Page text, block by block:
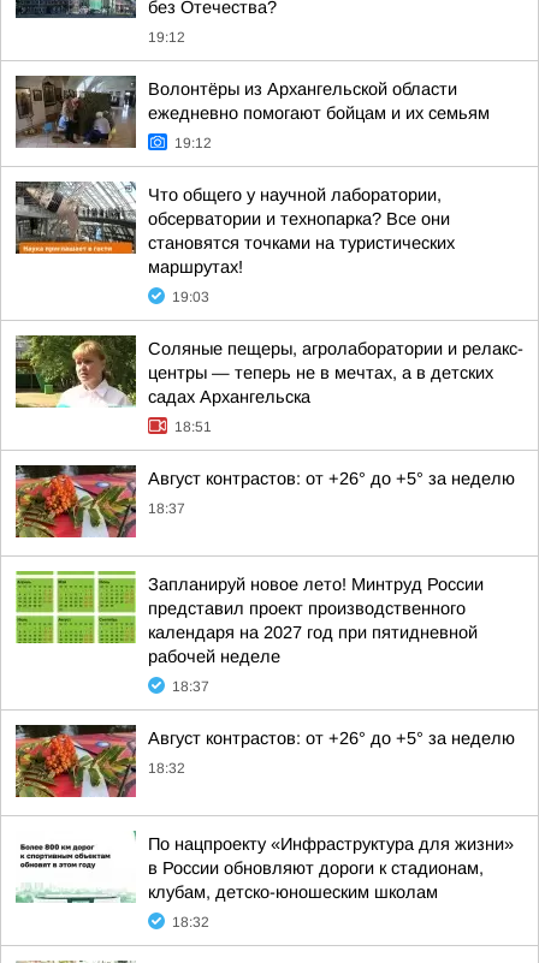
без Отечества?
19:12
Волонтёры из Архангельской области
ежедневно помогают бойцам и их семьям
19:12
Что общего у научной лаборатории,
обсерватории и технопарка? Все они
становятся точками на туристических
маршрутах!
19:03
Соляные пещеры, агролаборатории и релакс-
центры — теперь не в мечтах, а в детских
садах Архангельска
18:51
Август контрастов: от +26° до +5° за неделю
18:37
Запланируй новое лето! Минтруд России
представил проект производственного
календаря на 2027 год при пятидневной
рабочей неделе
18:37
Август контрастов: от +26° до +5° за неделю
18:32
По нацпроекту «Инфраструктура для жизни»
в России обновляют дороги к стадионам,
клубам, детско-юношеским школам
18:32